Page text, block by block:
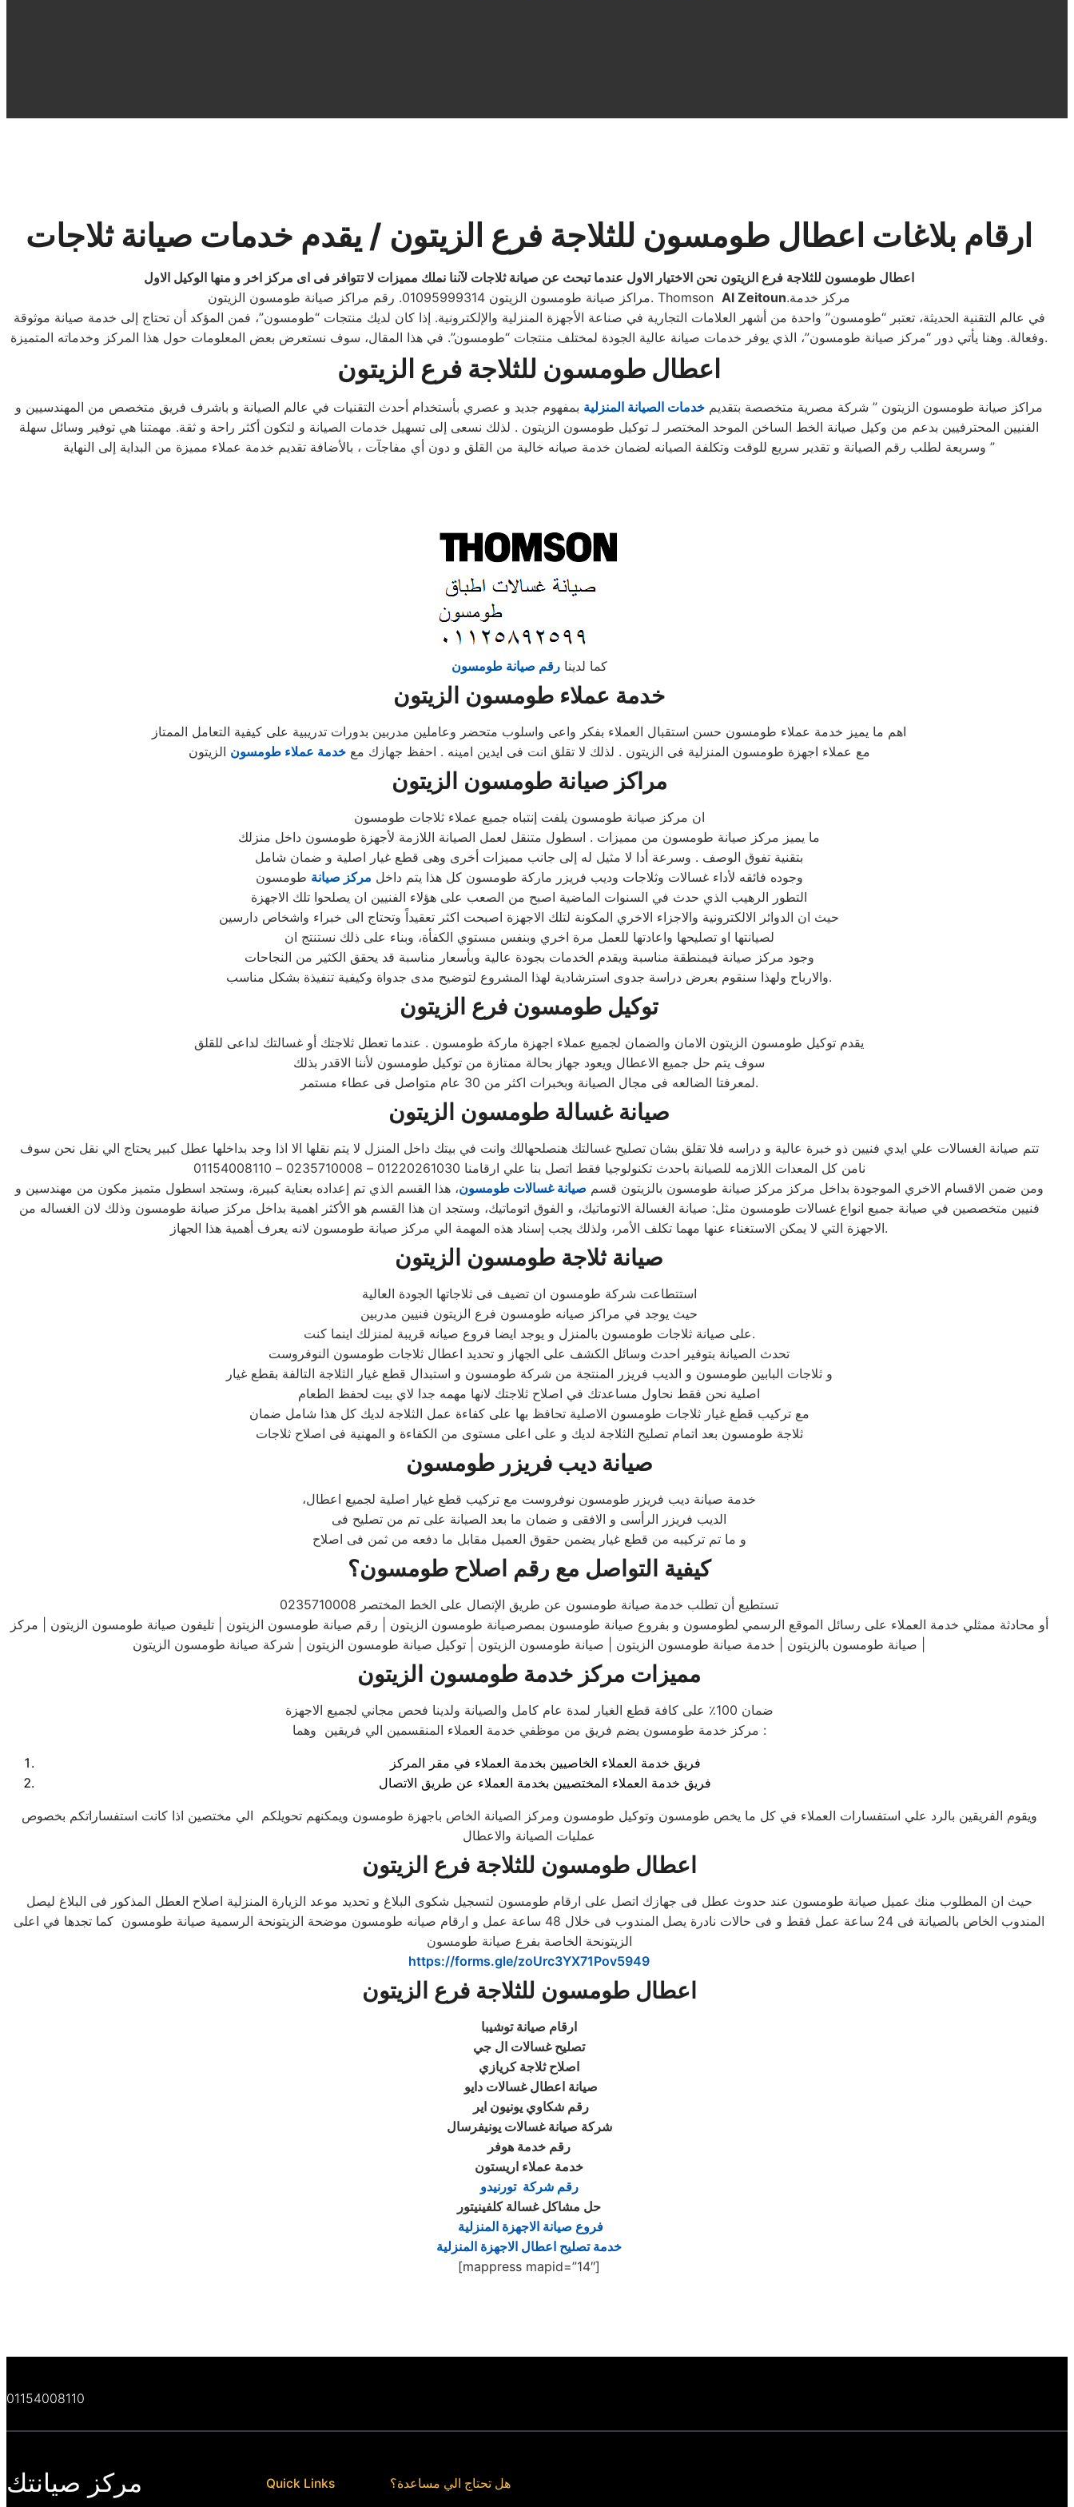
ارقام بلاغات اعطال طومسون للثلاجة فرع الزيتون / يقدم خدمات صيانة ثلاجات
اعطال طومسون للثلاجة فرع الزيتون نحن الاختيار الاول عندما تبحث عن صيانة ثلاجات لآننا نملك مميزات لا تتوافر فى اى مركز اخر و منها الوكيل الاول
مراكز صيانة طومسون الزيتون 01095999314. رقم مراكز صيانة طومسون الزيتون. Thomson Al Zeitoun .مركز خدمة
في عالم التقنية الحديثة، تعتبر “طومسون” واحدة من أشهر العلامات التجارية في صناعة الأجهزة المنزلية والإلكترونية. إذا كان لديك منتجات “طومسون”، فمن المؤكد أن تحتاج إلى خدمة صيانة موثوقة
وفعالة. وهنا يأتي دور “مركز صيانة طومسون”، الذي يوفر خدمات صيانة عالية الجودة لمختلف منتجات “طومسون”. في هذا المقال، سوف نستعرض بعض المعلومات حول هذا المركز وخدماته المتميزة.
اعطال طومسون للثلاجة فرع الزيتون
مراكز صيانة طومسون الزيتون ” شركة مصرية متخصصة بتقديم خدمات الصيانة المنزلية بمفهوم جديد و عصري بأستخدام أحدث التقنيات في عالم الصيانة و باشرف فريق متخصص من المهندسيين و
الفنيين المحترفيين بدعم من وكيل صيانة الخط الساخن الموحد المختصر لـ توكيل طومسون الزيتون . لذلك نسعى إلى تسهيل خدمات الصيانة و لتكون أكثر راحة و ثقة. مهمتنا هي توفير وسائل سهلة
وسريعة لطلب رقم الصيانة و تقدير سريع للوقت وتكلفة الصيانه لضمان خدمة صيانه خالية من القلق و دون أي مفاجآت ، بالأضافة تقديم خدمة عملاء مميزة من البداية إلى النهاية ”
كما لدينارقم صيانة طومسون
خدمة عملاء طومسون الزيتون
اهم ما يميز خدمة عملاء طومسون حسن استقبال العملاء بفكر واعى واسلوب متحضر وعاملين مدربين بدورات تدريبية على كيفية التعامل الممتاز
مع عملاء اجهزة طومسون المنزلية فى الزيتون . لذلك لا تقلق انت فى ايدين امينه . احفظ جهازك معخدمة عملاء طومسون الزيتون
مراكز صيانةطومسون الزيتون
ان مركز صيانة طومسون يلفت إنتباه جميع عملاء ثلاجات طومسون
ما يميز مركز صيانة طومسون من مميزات . اسطول متنقل لعمل الصيانة اللازمة لأجهزة طومسون داخل منزلك
بتقنية تفوق الوصف . وسرعة أدا لا مثيل له إلى جانب مميزات أخرى وهى قطع غيار اصلية و ضمان شامل
وجوده فائقه لأداء غسالات وثلاجات وديب فريزر ماركة طومسون كل هذا يتم داخل مركز صيانة طومسون
التطور الرهيب الذي حدث في السنوات الماضية اصبح من الصعب على هؤلاء الفنيين ان يصلحوا تلك الاجهزة
حيث ان الدوائر الالكترونية والاجزاء الاخري المكونة لتلك الاجهزة اصبحت اكثر تعقيداً وتحتاج الى خبراء واشخاص دارسين
لصيانتها او تصليحها واعادتها للعمل مرة اخري وبنفس مستوي الكفأة، وبناء على ذلك نستنتج ان
وجود مركز صيانة فيمنطقة مناسبة ويقدم الخدمات بجودة عالية وبأسعار مناسبة قد يحقق الكثير من النجاحات
والارباح ولهذا سنقوم بعرض دراسة جدوى استرشادية لهذا المشروع لتوضيح مدى جدواة وكيفية تنفيذة بشكل مناسب.
توكيل طومسون فرع الزيتون
يقدم توكيل طومسون الزيتون الامان والضمان لجميع عملاء اجهزة ماركة طومسون . عندما تعطل ثلاجتك أو غسالتك لداعى للقلق
سوف يتم حل جميع الاعطال ويعود جهاز بحالة ممتازة من توكيل طومسون لأننا الاقدر بذلك
لمعرفتا الضالعه فى مجال الصيانة وبخبرات اكثر من 30 عام متواصل فى عطاء مستمر.
صيانة غسالة طومسون الزيتون
تتم صيانة الغسالات علي ايدي فنيين ذو خبرة عالية و دراسه فلا تقلق بشان تصليح غسالتك هنصلحهالك وانت في بيتك داخل المنزل لا يتم نقلها الا اذا وجد بداخلها عطل كبير يحتاج الي نقل نحن سوف
نامن كل المعدات اللازمه للصيانة باحدث تكنولوجيا فقط اتصل بنا علي ارقامنا 01220261030 – 0235710008 – 01154008110
ومن ضمن الاقسام الاخري الموجودة بداخل مركز مركز صيانة طومسون بالزيتون قسم صيانة غسالات طومسون، هذا القسم الذي تم إعداده بعناية كبيرة، وستجد اسطول متميز مكون من مهندسين و
فنيين متخصصين في صيانة جميع انواع غسالات طومسون مثل: صيانة الغسالة الاتوماتيك، و الفوق اتوماتيك، وستجد ان هذا القسم هو الأكثر اهمية بداخل مركز صيانة طومسون وذلك لان الغساله من
الاجهزة التي لا يمكن الاستغناء عنها مهما تكلف الأمر، ولذلك يجب إسناد هذه المهمة الي مركز صيانة طومسون لانه يعرف أهمية هذا الجهاز.
صيانة ثلاجة طومسون الزيتون
استتطاعت شركة طومسون ان تضيف فى ثلاجاتها الجودة العالية
حيث يوجد في مراكز صيانه طومسون فرع الزيتون فنيين مدربين
على صيانة ثلاجات طومسون بالمنزل و يوجد ايضا فروع صيانه قريبة لمنزلك اينما كنت.
تحدث الصيانة بتوفير احدث وسائل الكشف على الجهاز و تحديد اعطال ثلاجات طومسون النوفروست
و ثلاجات البابين طومسون و الديب فريزر المنتجة من شركة طومسون و استبدال قطع غيار الثلاجة التالفة بقطع غيار
اصلية نحن فقط نحاول مساعدتك في اصلاح ثلاجتك لانها مهمه جدا لاي بيت لحفظ الطعام
مع تركيب قطع غيار ثلاجات طومسون الاصلية تحافظ بها على كفاءة عمل الثلاجة لديك كل هذا شامل ضمان
ثلاجة طومسون بعد اتمام تصليح الثلاجة لديك و على اعلى مستوى من الكفاءة و المهنية فى اصلاح ثلاجات
صيانة ديب فريزرطومسون
،خدمة صيانة ديب فريزر طومسون نوفروست مع تركيب قطع غيار اصلية لجميع اعطال
الديب فريزر الرأسى و الافقى و ضمان ما بعد الصيانة على تم من تصليح فى
و ما تم تركيبه من قطع غيار يضمن حقوق العميل مقابل ما دفعه من ثمن فى اصلاح
كيفية التواصل مع رقم اصلاح طومسون؟
تستطيع أن تطلب خدمة صيانة طومسون عن طريق الإتصال على الخط المختصر 0235710008
أو محادثة ممثلي خدمة العملاء على رسائل الموقع الرسمي لطومسون و بفروع صيانة طومسون بمصرصيانة طومسون الزيتون | رقم صيانة طومسون الزيتون | تليفون صيانة طومسون الزيتون | مركز
مميزات مركز خدمة طومسون الزيتون
ضمان 100٪ على كافة قطع الغيار لمدة عام كامل والصيانة ولدينا فحص مجاني لجميع الاجهزة
مركز خدمة طومسون يضم فريق من موظفي خدمة العملاء المنقسمين الي فريقين وهما :
فريق خدمة العملاء الخاصيين بخدمة العملاء في مقر المركز
فريق خدمة العملاء المختصيين بخدمة العملاء عن طريق الاتصال
ويقوم الفريقين بالرد علي استفسارات العملاء في كل ما يخص طومسون وتوكيل طومسون ومركز الصيانة الخاص باجهزة طومسون ويمكنهم تحويلكم الي مختصين اذا كانت استفساراتكم بخصوص
عمليات الصيانة والاعطال
اعطال طومسون للثلاجة فرع الزيتون
حيث ان المطلوب منك عميل صيانة طومسون عند حدوث عطل فى جهازك اتصل على ارقام طومسون لتسجيل شكوى البلاغ و تحديد موعد الزيارة المنزلية اصلاح العطل المذكور فى البلاغ ليصل
المندوب الخاص بالصيانة فى 24 ساعة عمل فقط و فى حالات نادرة يصل المندوب فى خلال 48 ساعة عمل و ارقام صيانه طومسون موضحة الزيتونحة الرسمية صيانة طومسون كما تجدها في اعلى
الزيتونحة الخاصة بفرع صيانة طومسون
https://forms.gle/zoUrc3YX71Pov5949
اعطال طومسون للثلاجة فرع الزيتون
ارقام صيانة توشيبا
تصليح غسالات ال جي
اصلاح ثلاجة كريازي
صيانة اعطال غسالات دايو
رقم شكاوي يونيون اير
شركة صيانة غسالات يونيفرسال
رقم خدمة هوفر
خدمة عملاء اريستون
رقم شركة تورنيدو
حل مشاكل غسالة كلفينيتور
فروع صيانة الاجهزة المنزلية
خدمة تصليح اعطال الاجهزة المنزلية
[mappress mapid=”14″]
01154008110
مركز صيانتك Quick Links هل تحتاج الي مساعدة؟